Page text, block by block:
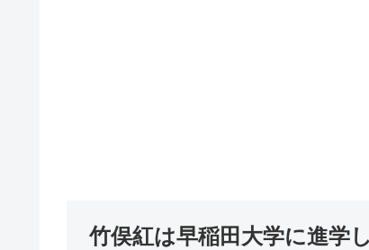
竹俣紅は早稲田大学に進学